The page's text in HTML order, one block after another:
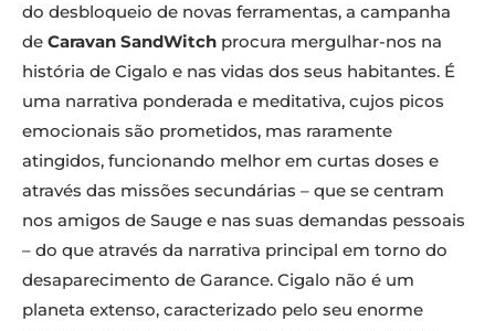
do desbloqueio de novas ferramentas, a campanha
de Caravan SandWitch procura mergulhar-nos na
história de Cigalo e nas vidas dos seus habitantes. É
uma narrativa ponderada e meditativa, cujos picos
emocionais são prometidos, mas raramente
atingidos, funcionando melhor em curtas doses e
através das missões secundárias – que se centram
nos amigos de Sauge e nas suas demandas pessoais
– do que através da narrativa principal em torno do
desaparecimento de Garance. Cigalo não é um
planeta extenso, caracterizado pelo seu enorme